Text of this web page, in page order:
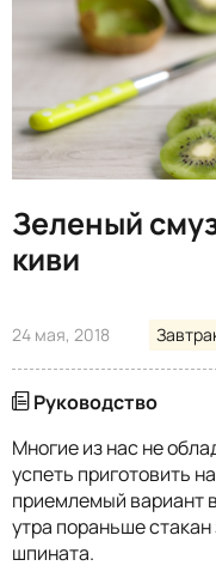
Зеленый
киви
24 мая, 2018
Руководство
Многие из нас не
успеть приготовить
приемлемый вариант
утра пораньше
шпината.